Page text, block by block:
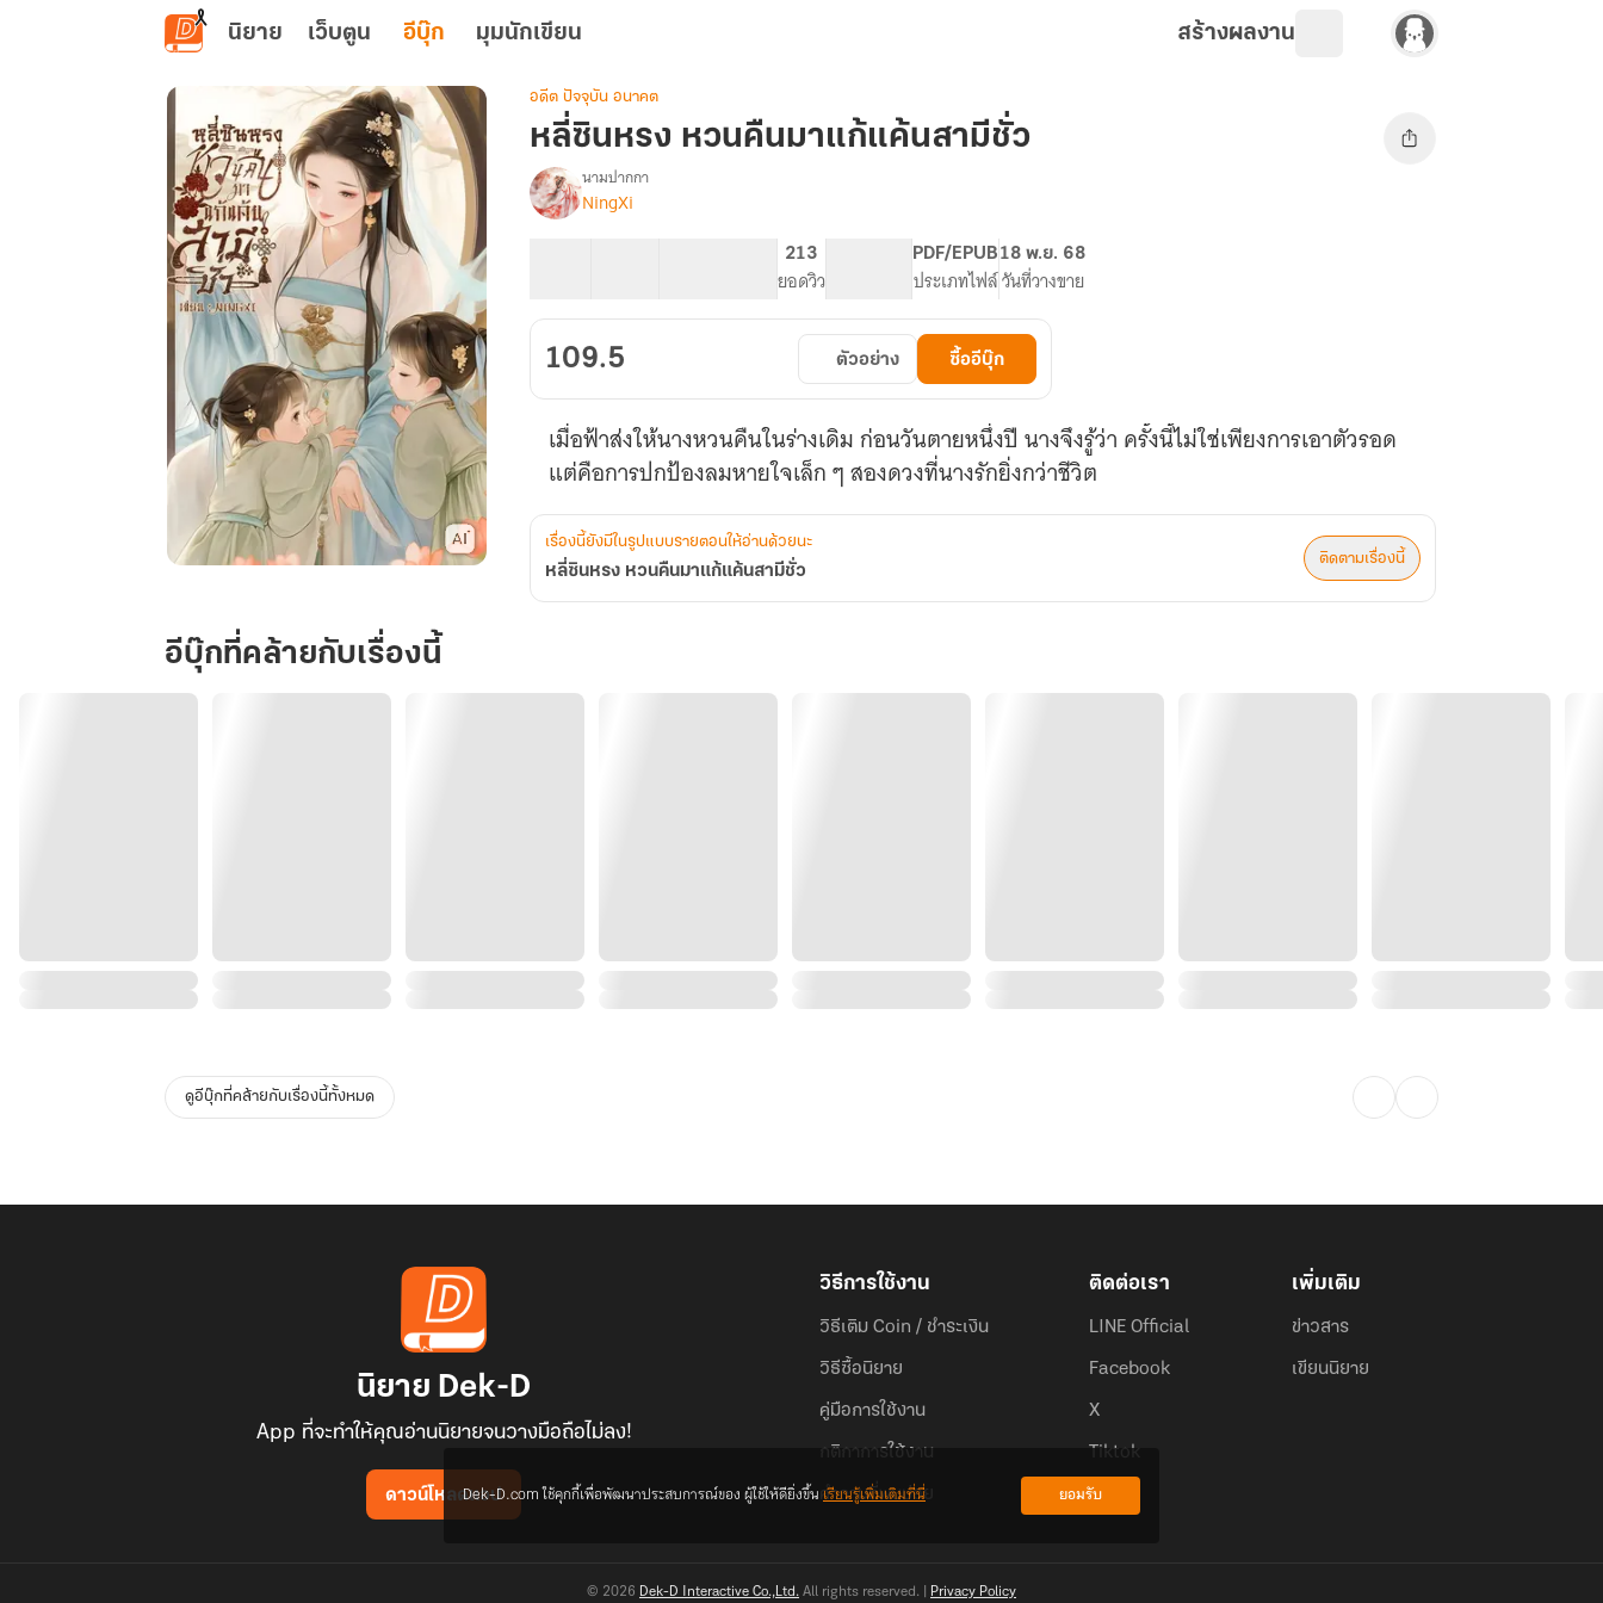
ข้ามไปยังเนื้อหาหลัก
นิยาย เว็บตูน อีบุ๊ก มุมนักเขียน สร้างผลงาน
นหรง
หวน
คืน
อดีต ปัจจุบัน อนาคต
หลี่ซินหรง หวนคืนมาแก้แค้นสามีชั่ว
เรื่อง
หลี่
คืน
มา
แก้
แค้น
นามปากกา
NingXi
213
ยอดวิว
PDF/EPUB
ประเภทไฟล์
18 พ.ย. 68
วันที่วางขาย
109.5 ตัวอย่าง ซื้ออีบุ๊ก
เมื่อฟ้าส่งให้นางหวนคืนในร่างเดิม ก่อนวันตายหนึ่งปี นางจึงรู้ว่า ครั้งนี้ไม่ใช่เพียงการเอาตัวรอด
แต่คือการปกป้องลมหายใจเล็ก ๆ สองดวงที่นางรักยิ่งกว่าชีวิต
เรื่องนี้ยังมีในรูปแบบรายตอนให้อ่านด้วยนะ
หลี่ซินหรง หวนคืนมาแก้แค้นสามีชั่ว
ติดตามเรื่องนี้
อีบุ๊กที่คล้ายกับเรื่องนี้
ดูอีบุ๊กที่คล้ายกับเรื่องนี้ทั้งหมด
นิยาย Dek-D
App ที่จะทำให้คุณอ่านนิยายจนวางมือถือไม่ลง!
ดาวน์โหลดแอป
วิธีการใช้งาน
วิธีเติม Coin / ชำระเงิน
วิธีซื้อนิยาย
คู่มือการใช้งาน
กติกาการใช้งาน
คำถามที่พบบ่อย
ติดต่อเรา
LINE Official
Facebook
X
Tiktok
เพิ่มเติม
ข่าวสาร
เขียนนิยาย
© 2026 Dek-D Interactive Co.,Ltd. All rights reserved. | Privacy Policy
Dek-D.com ใช้คุกกี้เพื่อพัฒนาประสบการณ์ของ ผู้ใช้ให้ดียิ่งขึ้นเรียนรู้เพิ่มเติมที่นี่ ยอมรับ